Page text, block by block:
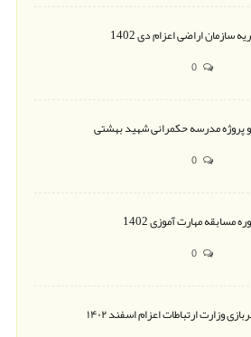
سازمان اراضی اعزام دی 1402
و پروژه مدرسه حکمرانی شهید بهشتی
مسابقه مهارت آموزی 1402
وزارت ارتباطات اعزام اسفند ۱۴۰۲